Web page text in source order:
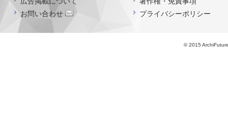
お問い合わせ
プライバシーポリシー
© 2015